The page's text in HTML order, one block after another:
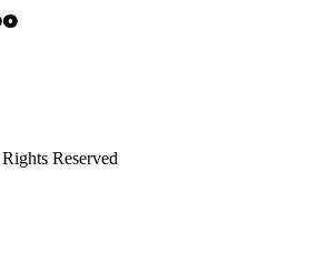
Reserved